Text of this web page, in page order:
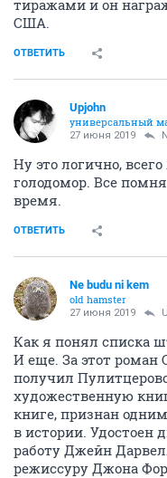
тиражами и он
США.
ОТВЕТИТЬ
Upjohn
универсальный
27 июня 2019
Ну это логично,
голодомор. Все
время.
ОТВЕТИТЬ
Ne budu ni kem
old hamster
27 июня 2019
Как я понял списка
И еще. За этот роман
получил
художественную
книге, признан
в истории. Удостоен
работу Джейн
режиссуру Джона